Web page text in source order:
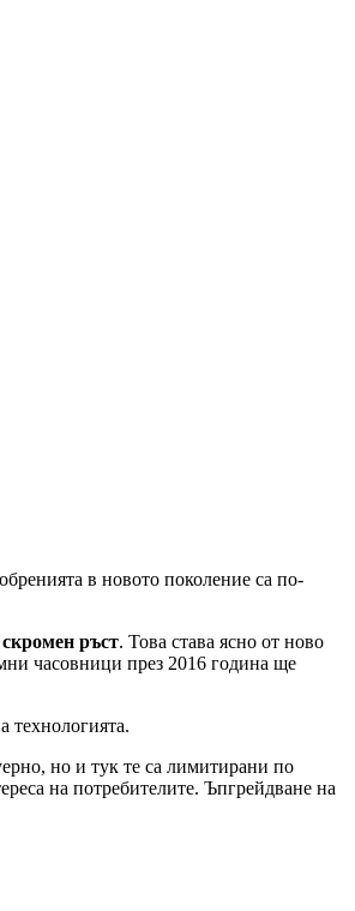
в новото поколение са по-
ръст. Това става ясно от ново
часовници през 2016 година ще
технологията.
но и тук те са лимитирани по
на потребителите. Ъпгрейдване на